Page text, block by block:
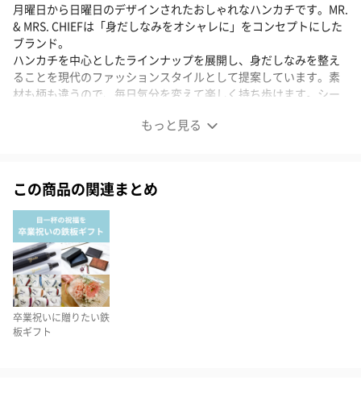
もっと見る
月曜日から日曜日のデザインされたおしゃれなハンカチです。MR.
& MRS. CHIEFは「身だしなみをオシャレに」をコンセプトにした
ブランド。
ハンカチを中心としたラインナップを展開し、身だしなみを整え
ることを現代のファッションスタイルとして提案しています。素
材も柄も違うので、毎日気分を変えて楽しく持ち歩けます。シー
concept
「身だしなみをオシャレに」をコンセプトにしたブランドであ
り、
シンプルかつオシャレで清潔感の中にも遊び心のあるデザインが
魅力！！
この商品の関連まとめ
卒業祝いに贈りたい鉄
板ギフト